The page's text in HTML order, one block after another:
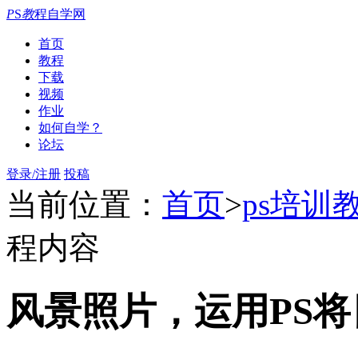
PS教程自学网
首页
教程
下载
视频
作业
如何自学？
论坛
登录/注册 投稿
当前位置： 首页>ps培训
程内容
风景照片，运用PS